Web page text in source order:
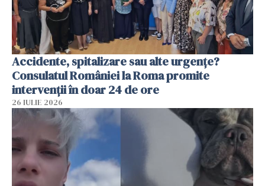
Accidente, spitalizare sau alte urgențe?
Consulatul României la Roma promite
intervenții în doar 24 de ore
26 IULIE 2026